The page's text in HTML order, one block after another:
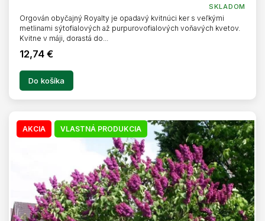
SKLADOM
12,74 €
Do košíka
Orgován obyčajný Royalty je opadavý kvitnúci ker s veľkými
metlinami sýtofialových až purpurovofialových voňavých kvetov.
Kvitne v máji, dorastá do...
AKCIA VLASTNÁ PRODUKCIA